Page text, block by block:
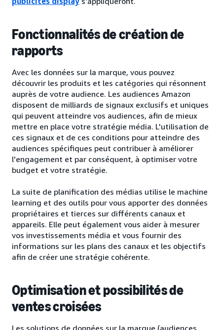
Fonctionnalités de création de
rapports
Avec les données sur la marque, vous pouvez
découvrir les produits et les catégories qui résonnent
auprès de votre audience. Les audiences Amazon
disposent de milliards de signaux exclusifs et uniques
qui peuvent atteindre vos audiences, afin de mieux
mettre en place votre stratégie média. L'utilisation de
ces signaux et de ces conditions pour atteindre des
audiences spécifiques peut contribuer à améliorer
l'engagement et par conséquent, à optimiser votre
budget et votre stratégie.
La suite de planification des médias utilise le machine
learning et des outils pour vous apporter des données
propriétaires et tierces sur différents canaux et
appareils. Elle peut également vous aider à mesurer
vos investissements média et vous fournir des
informations sur les plans des canaux et les objectifs
afin de créer une stratégie cohérente.
Optimisation et possibilités de
ventes croisées
Les solutions de données sur la marque (audiences